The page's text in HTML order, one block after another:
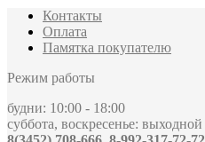
Контакты
Оплата
Памятка покупателю
Режим работы
будни: 10:00 - 18:00
суббота, воскресенье: выходной